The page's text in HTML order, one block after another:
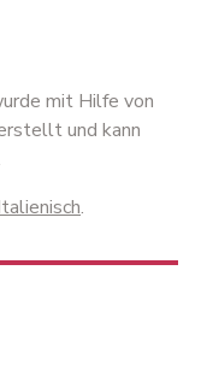
mit Hilfe von
und kann
.